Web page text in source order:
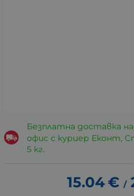
Безплатна доставка
офис с куриер Еконт,
5 кг.
15.04€ /